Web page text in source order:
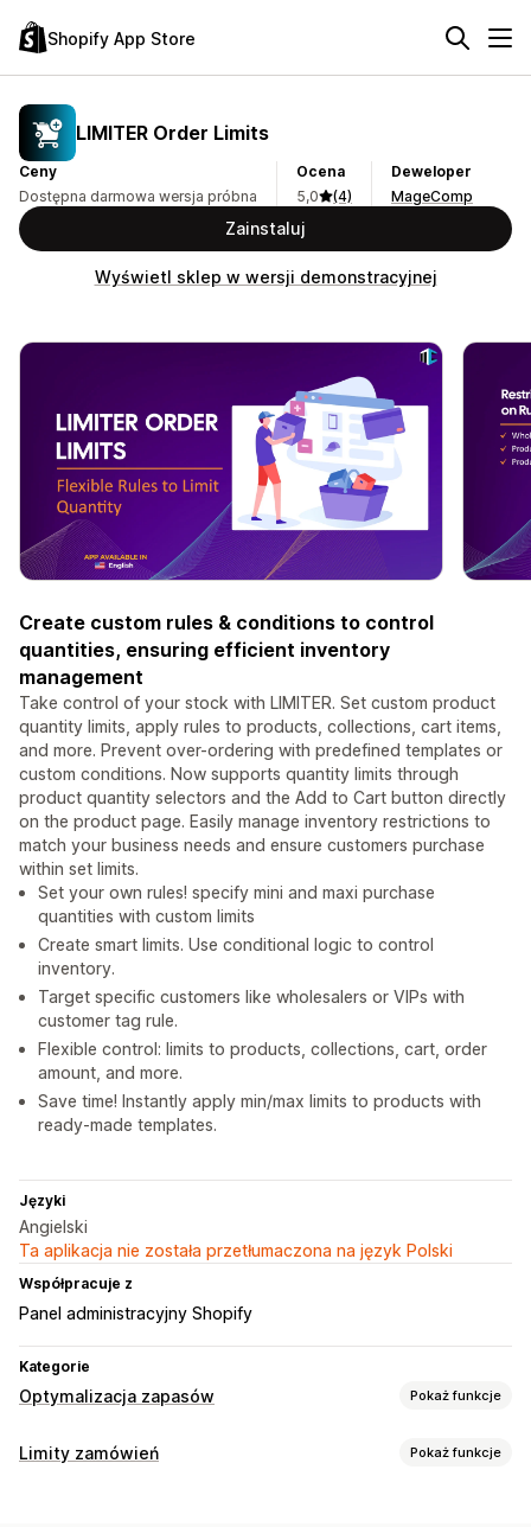
Shopify App Store
LIMITER Order Limits
Ceny
Dostępna darmowa wersja próbna
Ocena
5,0
(4)
Deweloper
MageComp
Zainstaluj
Wyświetl sklep w wersji demonstracyjnej
Create custom rules & conditions to control
quantities, ensuring efficient inventory
management
Take control of your stock with LIMITER. Set custom product
quantity limits, apply rules to products, collections, cart items,
and more. Prevent over-ordering with predefined templates or
custom conditions. Now supports quantity limits through
product quantity selectors and the Add to Cart button directly
on the product page. Easily manage inventory restrictions to
match your business needs and ensure customers purchase
within set limits.
Set your own rules! specify mini and maxi purchase
quantities with custom limits
Create smart limits. Use conditional logic to control
inventory.
Target specific customers like wholesalers or VIPs with
customer tag rule.
Flexible control: limits to products, collections, cart, order
amount, and more.
Save time! Instantly apply min/max limits to products with
ready-made templates.
Języki
Angielski
Ta aplikacja nie została przetłumaczona na język Polski
Współpracuje z
Panel administracyjny Shopify
Kategorie
Optymalizacja zapasów Pokaż funkcje
Zarządzanie zapasami
Limity zamówień Pokaż funkcje